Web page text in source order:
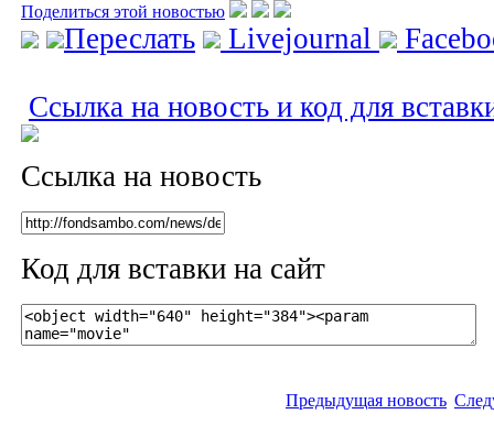
Поделиться этой новостью
Переслать Livejournal
Ссылка на новость и код для
Ссылка на новость
Код для вставки на сайт
Предыдущая новость